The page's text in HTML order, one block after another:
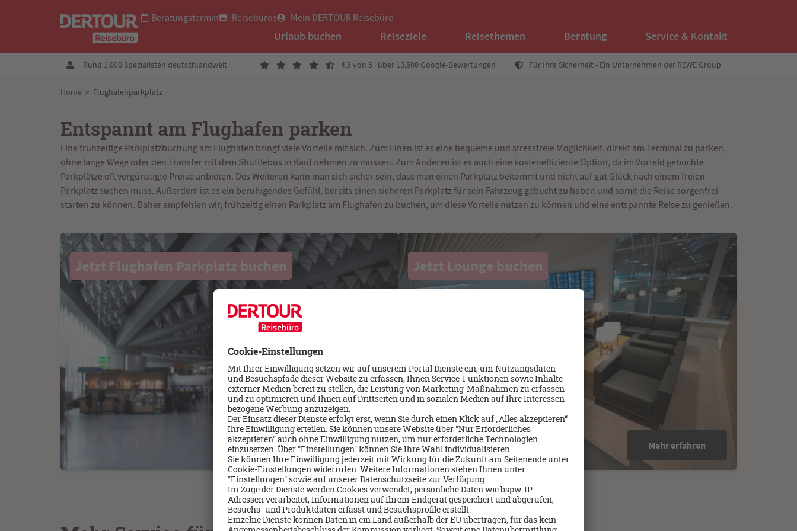
Beratungstermin Reisebüros Mein DERTOUR Reisebüro
Urlaub buchen Reiseziele Reisethemen Beratung Service & Kontakt
Rund 1.800 Spezialisten deutschlandweit 4,5 von 5 | über 13.500 Google-Bewertungen Für Ihre Sicherheit - Ein Unternehmen der REWE Group
Home > Flughafenparkplatz
Entspannt am Flughafen parken
Eine frühzeitige Parkplatzbuchung am Flughafen bringt viele Vorteile mit sich. Zum Einen ist es eine bequeme und stressfreie Möglichkeit, direkt am Terminal zu parken,
ohne lange Wege oder den Transfer mit dem Shuttlebus in Kauf nehmen zu müssen. Zum Anderen ist es auch eine kosteneffiziente Option, da im Vorfeld gebuchte
Parkplätze oft vergünstigte Preise anbieten. Des Weiteren kann man sich sicher sein, dass man einen Parkplatz bekommt und nicht auf gut Glück nach einem freien
Parkplatz suchen muss. Außerdem ist es ein beruhigendes Gefühl, bereits einen sicheren Parkplatz für sein Fahrzeug gebucht zu haben und somit die Reise sorgenfrei
starten zu können. Daher empfehlen wir, frühzeitig einen Parkplatz am Flughafen zu buchen, um diese Vorteile nutzen zu können und eine entspannte Reise zu genießen.
Jetzt Flughafen Parkplatz buchen
Mehr erfahren
Jetzt Lounge buchen
Mehr erfahren